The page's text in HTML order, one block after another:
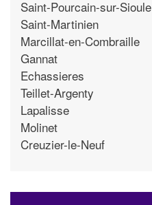
Saint-Pourcain-sur-Sioule
Saint-Martinien
Marcillat-en-Combraille
Gannat
Echassieres
Teillet-Argenty
Lapalisse
Molinet
Creuzier-le-Neuf